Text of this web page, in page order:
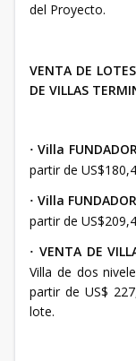
del Proyecto.
VENTA DE
DE VILLAS
· Villa
partir de
· Villa
partir de
· VENTA DE
Villa de dos
partir de US$
lote.